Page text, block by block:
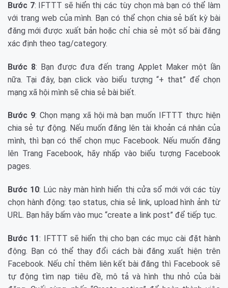
Bước 7: IFTTT sẽ hiển thị các tùy chọn mà bạn có thể làm
với trang web của mình. Bạn có thể chọn chia sẻ bất kỳ bài
đăng mới được xuất bản hoặc chỉ chia sẻ một số bài đăng
xác định theo tag/category.
Bước 8: Bạn được đưa đến trang Applet Maker một lần
nữa. Tại đây, bạn click vào biểu tượng “+ that” để chọn
mạng xã hội mình sẽ chia sẻ bài biết.
Bước 9: Chọn mạng xã hội mà bạn muốn IFTTT thực hiện
chia sẻ tự động. Nếu muốn đăng lên tài khoản cá nhân của
mình, thì bạn có thể chọn mục Facebook. Nếu muốn đăng
lên Trang Facebook, hãy nhấp vào biểu tượng Facebook
pages.
Bước 10: Lúc này màn hình hiển thị cửa sổ mới với các tùy
chọn hành động: tạo status, chia sẻ link, upload hình ảnh từ
URL. Bạn hãy bấm vào mục “create a link post” để tiếp tục.
Bước 11: IFTTT sẽ hiển thị cho bạn các mục cài đặt hành
động. Bạn có thể thay đổi cách bài đăng xuất hiện trên
Facebook. Nếu chỉ thêm liên kết bài đăng thì Facebook sẽ
tự động tìm nạp tiêu đề, mô tả và hình thu nhỏ của bài